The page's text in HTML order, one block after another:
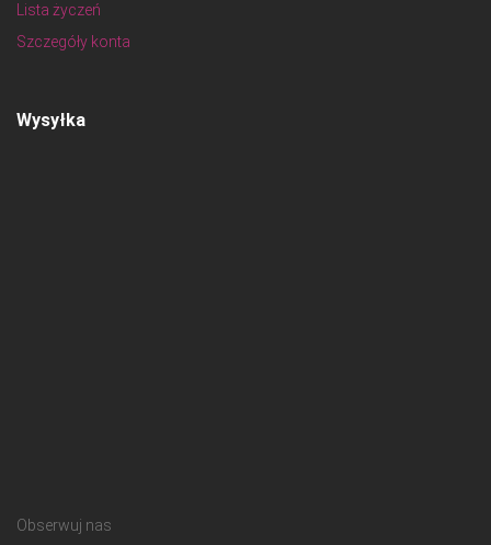
Lista życzeń
Szczegóły konta
Wysyłka
Obserwuj nas